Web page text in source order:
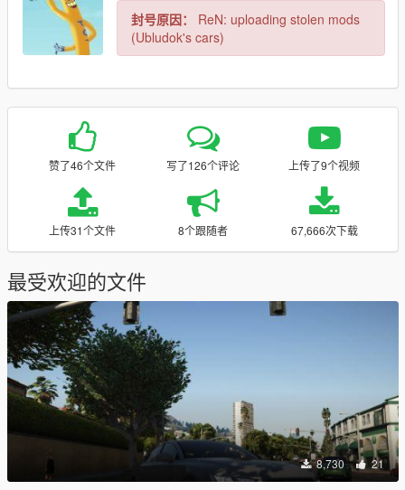
封号原因：
ReN: uploading stolen mods
(Ubludok's cars)
赞了46个文件 写了126个评论 上传了9个视频
上传31个文件 8个跟随者 67,666次下载
最受欢迎的文件
8,730 21